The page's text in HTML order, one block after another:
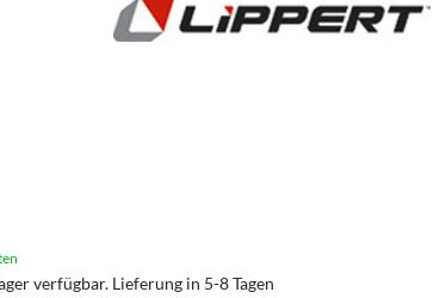
verfügbar. Lieferung in 5-8 Tagen